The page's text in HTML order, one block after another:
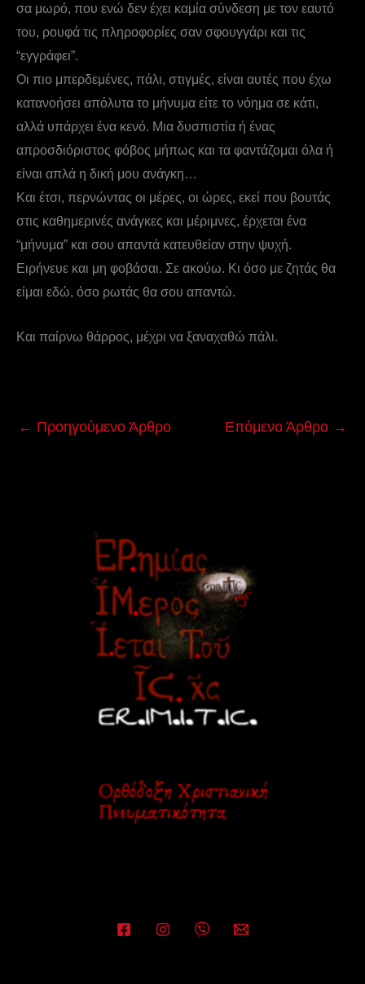
σα μωρό, που ενώ δεν έχει καμία σύνδεση με τον εαυτό
του, ρουφά τις πληροφορίες σαν σφουγγάρι και τις
“εγγράφει”.
Οι πιο μπερδεμένες, πάλι, στιγμές, είναι αυτές που έχω
κατανοήσει απόλυτα το μήνυμα είτε το νόημα σε κάτι,
αλλά υπάρχει ένα κενό. Μια δυσπιστία ή ένας
απροσδιόριστος φόβος μήπως και τα φαντάζομαι όλα ή
είναι απλά η δική μου ανάγκη…
Και έτσι, περνώντας οι μέρες, οι ώρες, εκεί που βουτάς
στις καθημερινές ανάγκες και μέριμνες, έρχεται ένα
“μήνυμα” και σου απαντά κατευθείαν στην ψυχή.
Ειρήνευε και μη φοβάσαι. Σε ακούω. Κι όσο με ζητάς θα
είμαι εδώ, όσο ρωτάς θα σου απαντώ.
Και παίρνω θάρρος, μέχρι να ξαναχαθώ πάλι.
← Προηγούμενο Άρθρο Επόμενο Άρθρο →